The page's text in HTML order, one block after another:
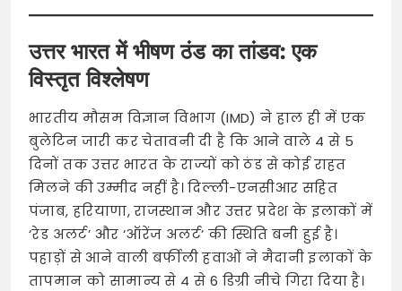
उत्तर भारत में भीषण ठंड का तांडव: एक
विस्तृत विश्लेषण
भारतीय मौसम विज्ञान विभाग (IMD) ने हाल ही में एक
बुलेटिन जारी कर चेतावनी दी है कि आने वाले 4 से 5
दिनों तक उत्तर भारत के राज्यों को ठंड से कोई राहत
मिलने की उम्मीद नहीं है। दिल्ली-एनसीआर सहित
पंजाब, हरियाणा, राजस्थान और उत्तर प्रदेश के इलाकों में
‘रेड अलर्ट’ और ‘ऑरेंज अलर्ट’ की स्थिति बनी हुई है।
पहाड़ों से आने वाली बर्फीली हवाओं ने मैदानी इलाकों के
तापमान को सामान्य से 4 से 6 डिग्री नीचे गिरा दिया है।